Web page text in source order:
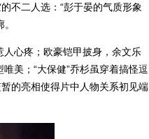
不二人选：“彭于晏的气质形象
心疼；欧豪铠甲披身，余文乐
美；“大保健”乔杉虽穿着搞怪逗
的亮相使得片中人物关系初见端